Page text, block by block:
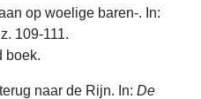
op woelige baren-. In:
109-111.
boek.
naar de Rijn. In: De